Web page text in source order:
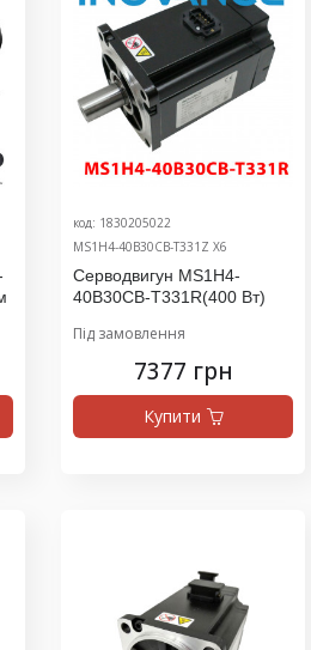
код: 1830205022
MS1H4-40B30CB-T331Z X6
Серводвигун MS1H4-
40B30CB-T331R(400 Вт)
Під замовлення
7377 грн
Купити